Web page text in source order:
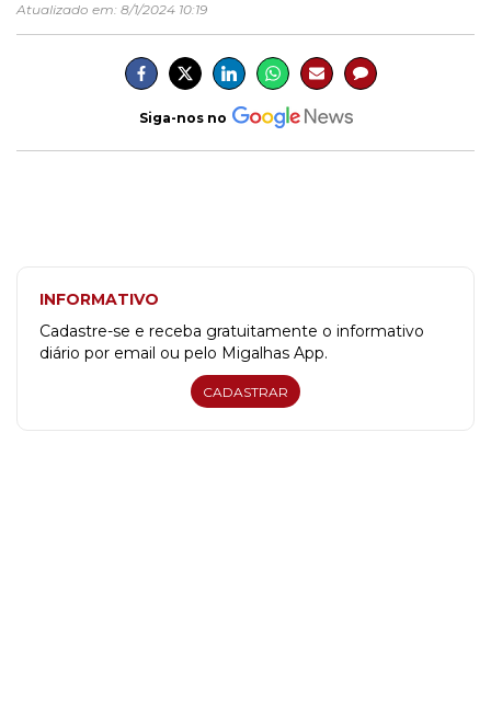
Atualizado em: 8/1/2024 10:19
Siga-nos no
INFORMATIVO
Cadastre-se e receba gratuitamente o informativo
diário por email ou pelo Migalhas App.
CADASTRAR